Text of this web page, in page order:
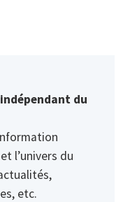
du
l’univers du
etc.